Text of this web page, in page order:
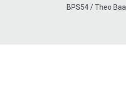
BPS54 / Theo